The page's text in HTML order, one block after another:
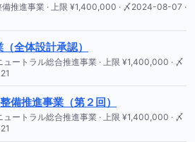
推進事業 · 上限 ¥1,400,000 · 〆2024-08-07 ·
全体設計承認）
ートラル総合推進事業 · 上限 ¥1,400,000 · 〆
推進事業（第２回）
ートラル総合推進事業 · 上限 ¥1,400,000 · 〆